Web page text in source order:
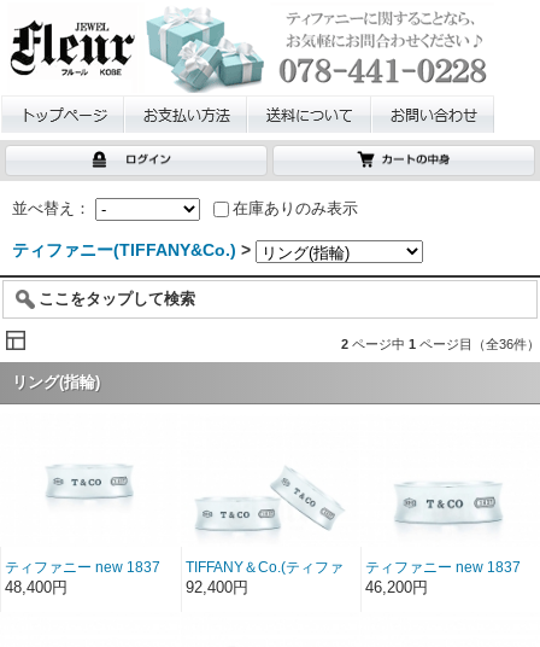
並べ替え： 在庫ありのみ表示
ティファニー(TIFFANY&Co.) >
ここをタップして検索
2 ページ中 1 ページ目（全36件）
リング(指輪)
ティファニー new 1837
リング 刻印セット
48,400円
TIFFANY＆Co.(ティファ
ニー) new 1837 リング
92,400円
ティファニー new 1837
リング
46,200円